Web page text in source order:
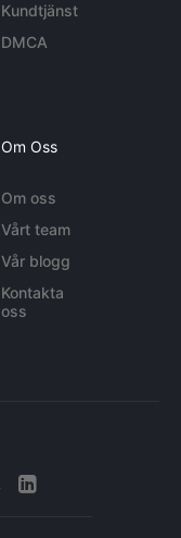
Kundtjänst
DMCA
Om Oss
Om oss
Vårt team
Vår blogg
Kontakta
oss